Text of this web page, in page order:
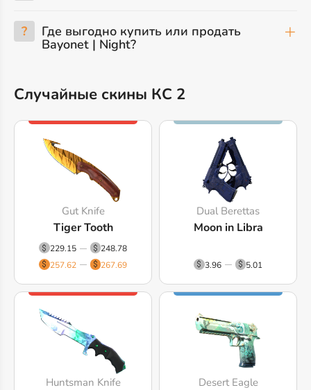
? Где выгодно купить или продать
Bayonet | Night?
Случайные скины КС 2
Gut Knife
Tiger Tooth
229.15
248.78
257.62
267.69
Dual Berettas
Moon in Libra
3.96 5.01
Huntsman Knife Desert Eagle